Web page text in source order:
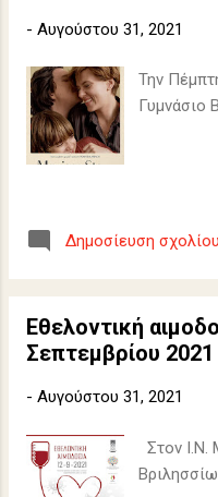
- Αυγούστου 31, 2021
Την
Γυμνάσιο
Δημοσίευση σχολίου
Εθελοντική
Σεπτεμβρίου 2021
- Αυγούστου 31, 2021
Στον